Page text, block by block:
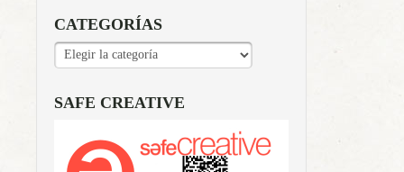
CATEGORÍAS
CATEGORÍAS
SAFE CREATIVE